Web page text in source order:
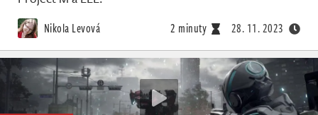
Nikola Levová 2 minuty 28. 11. 2023